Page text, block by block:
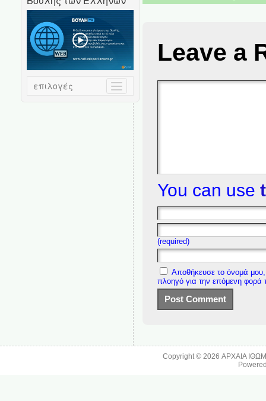
Leave a
You can use
(required)
Αποθήκευσε το όνομά μου,
πλοηγό για την επόμενη
Copyright © 2026ΑΡΧΑΙΑ